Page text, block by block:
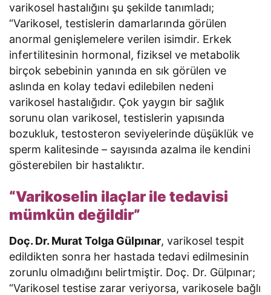
varikosel hastalığını şu şekilde tanımladı;
“Varikosel, testislerin damarlarında görülen
anormal genişlemelere verilen isimdir. Erkek
infertilitesinin hormonal, fiziksel ve metabolik
birçok sebebinin yanında en sık görülen ve
aslında en kolay tedavi edilebilen nedeni
varikosel hastalığıdır. Çok yaygın bir sağlık
sorunu olan varikosel, testislerin yapısında
bozukluk, testosteron seviyelerinde düşüklük ve
sperm kalitesinde – sayısında azalma ile kendini
gösterebilen bir hastalıktır.
“Varikoselin ilaçlar ile tedavisi
mümkün değildir”
Doç. Dr. Murat Tolga Gülpınar, varikosel tespit
edildikten sonra her hastada tedavi edilmesinin
zorunlu olmadığını belirtmiştir. Doç. Dr. Gülpınar;
“Varikosel testise zarar veriyorsa, varikosele bağlı